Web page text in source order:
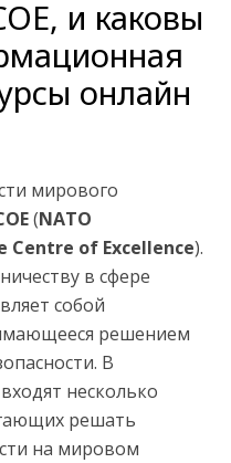
и каковы
онлайн
мирового
(NATO
Centre of Excellence).
в сфере
собой
решением
В
входят несколько
решать
на мировом